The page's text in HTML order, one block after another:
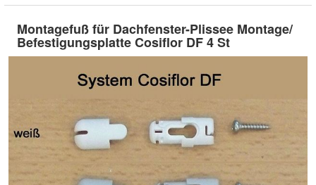
Montagefuß für Dachfenster-Plissee Montage/
Befestigungsplatte Cosiflor DF 4 St